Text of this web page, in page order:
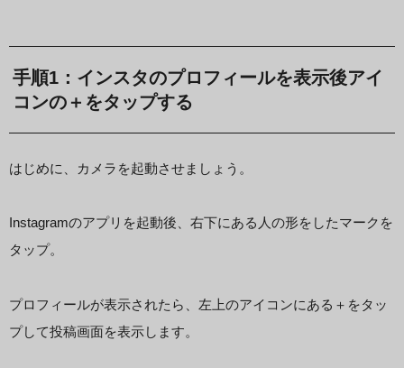
手順1：インスタのプロフィールを表示後アイ
コンの＋をタップする
はじめに、カメラを起動させましょう。
Instagramのアプリを起動後、右下にある人の形をしたマークを
タップ。
プロフィールが表示されたら、左上のアイコンにある＋をタッ
プして投稿画面を表示します。